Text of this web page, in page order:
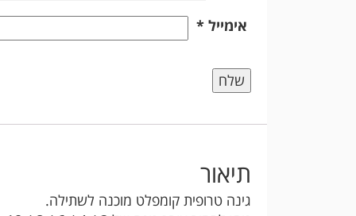
אימייל *
תיאור
גינה טרופית קומפלט מוכנה לשתילה.